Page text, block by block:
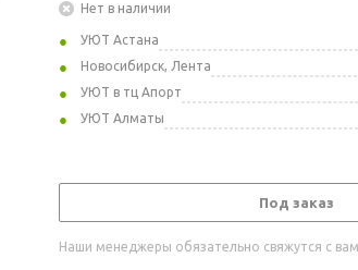
Нет в наличии
УЮТ Астана
Новосибирск, Лента
УЮТ в тц Апорт
УЮТ Алматы
Под заказ
Наши менеджеры обязательно свяжутся с